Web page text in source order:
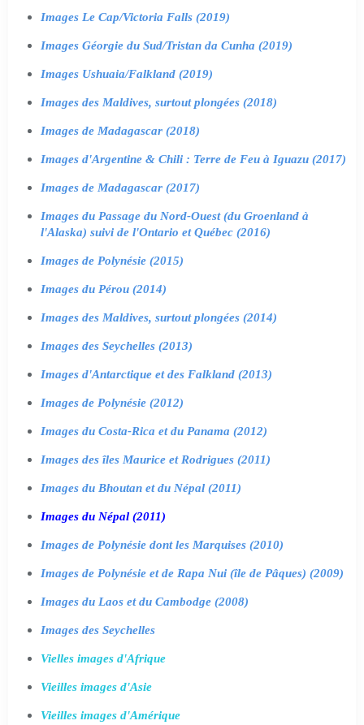
Images Le Cap/Victoria Falls (2019)
Images Géorgie du Sud/Tristan da Cunha (2019)
Images Ushuaia/Falkland (2019)
Images des Maldives, surtout plongées (2018)
Images de Madagascar (2018)
Images d'Argentine & Chili : Terre de Feu à Iguazu (2017)
Images de Madagascar (2017)
Images du Passage du Nord-Ouest (du Groenland à
l'Alaska) suivi de l'Ontario et Québec (2016)
Images de Polynésie (2015)
Images du Pérou (2014)
Images des Maldives, surtout plongées (2014)
Images des Seychelles (2013)
Images d'Antarctique et des Falkland (2013)
Images de Polynésie (2012)
Images du Costa-Rica et du Panama (2012)
Images des îles Maurice et Rodrigues (2011)
Images du Bhoutan et du Népal (2011)
Images du Népal (2011)
Images de Polynésie dont les Marquises (2010)
Images de Polynésie et de Rapa Nui (île de Pâques) (2009)
Images du Laos et du Cambodge (2008)
Images des Seychelles
Vielles images d'Afrique
Vieilles images d'Asie
Vieilles images d'Amérique